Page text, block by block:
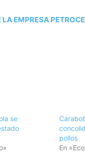
EMPRESA
se
pollos
En